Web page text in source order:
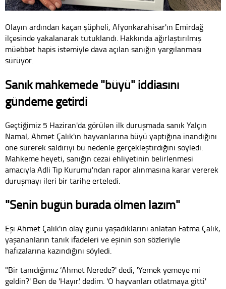
Olayın ardından kaçan şüpheli, Afyonkarahisar'ın Emirdağ
ilçesinde yakalanarak tutuklandı. Hakkında ağırlaştırılmış
müebbet hapis istemiyle dava açılan sanığın yargılanması
sürüyor.
Sanık mahkemede "büyü" iddiasını
gündeme getirdi
Geçtiğimiz 5 Haziran'da görülen ilk duruşmada sanık Yalçın
Namal, Ahmet Çalık'ın hayvanlarına büyü yaptığına inandığını
öne sürerek saldırıyı bu nedenle gerçekleştirdiğini söyledi.
Mahkeme heyeti, sanığın cezai ehliyetinin belirlenmesi
amacıyla Adli Tıp Kurumu'ndan rapor alınmasına karar vererek
duruşmayı ileri bir tarihe erteledi.
"Senin bugün burada ölmen lazım"
Eşi Ahmet Çalık'ın olay günü yaşadıklarını anlatan Fatma Çalık,
yaşananların tanık ifadeleri ve eşinin son sözleriyle
hafızalarına kazındığını söyledi.
"Bir tanıdığımız ‘Ahmet Nerede?' dedi, 'Yemek yemeye mi
geldin?' Ben de 'Hayır.' dedim. 'O hayvanları otlatmaya gitti'